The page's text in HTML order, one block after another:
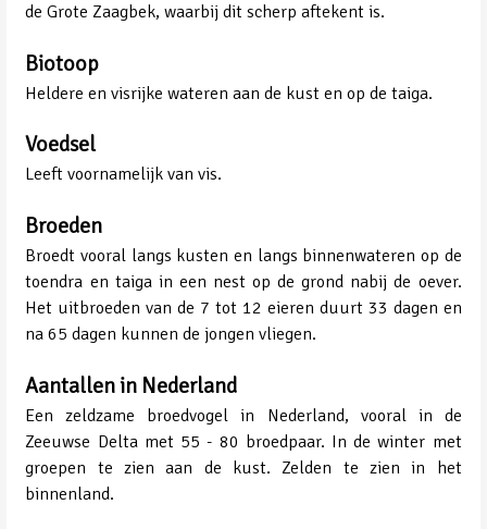
de Grote Zaagbek, waarbij dit scherp aftekent is.
Biotoop
Heldere en visrijke wateren aan de kust en op de taiga.
Voedsel
Leeft voornamelijk van vis.
Broeden
Broedt vooral langs kusten en langs binnenwateren op de
toendra en taiga in een nest op de grond nabij de oever.
Het uitbroeden van de 7 tot 12 eieren duurt 33 dagen en
na 65 dagen kunnen de jongen vliegen.
Aantallen in Nederland
Een zeldzame broedvogel in Nederland, vooral in de
Zeeuwse Delta met 55 - 80 broedpaar. In de winter met
groepen te zien aan de kust. Zelden te zien in het
binnenland.